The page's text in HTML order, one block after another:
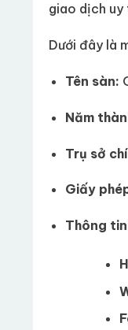
giao dịch uy
Dưới đây là
Tên sàn:
Năm
Trụ sở
Giấy
Thông